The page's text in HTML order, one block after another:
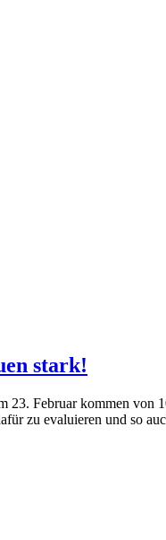
stark!
23. Februar kommen von
zu evaluieren und so